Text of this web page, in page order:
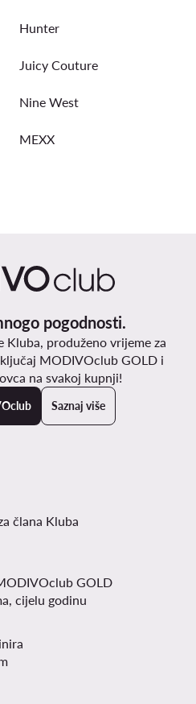
Hunter
Juicy Couture
Nine West
MEXX
pogodnosti.
Kluba, produženo vrijeme za
MODIVOclub GOLD i
na svakoj kupnji!
Saznaj više
člana Kluba
GOLD
cijelu godinu